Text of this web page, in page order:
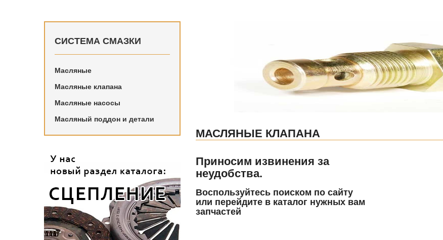
СИСТЕМА СМАЗКИ
Масляные
Масляные клапана
Масляные насосы
Масляный поддон и детали
Купить в Санкт-Петербурге Масляные клапана для двигателя
Rolls Royce в наличии и под заказ
МАСЛЯНЫЕ КЛАПАНА
Приносим извинения за
неудобства.
Воспользуйтесь поиском по сайту
или перейдите в каталог нужных вам
запчастей